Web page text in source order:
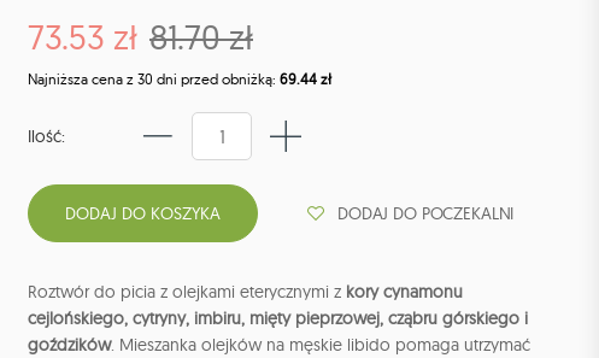
73.53 zł 81.70 zł
Najniższa cena z 30 dni przed obniżką: 69.44 zł
Ilość:
DODAJ DO POCZEKALNI
Roztwór do picia z olejkami eterycznymi z kory cynamonu
cejlońskiego, cytryny, imbiru, mięty pieprzowej, cząbru górskiego i
goździków. Mieszanka olejków na męskie libido pomaga utrzymać